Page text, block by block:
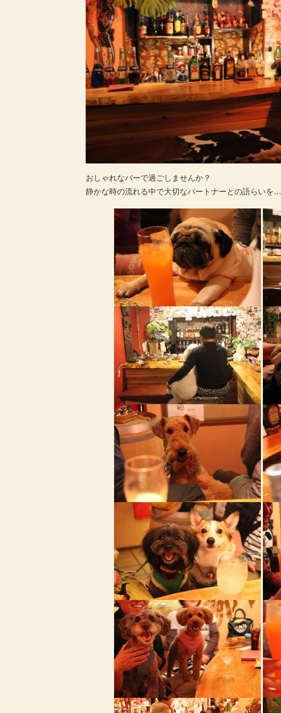
おしゃれなバーで過ごしませんか？
静かな時の流れる中で大切なパートナーとの語らいを…